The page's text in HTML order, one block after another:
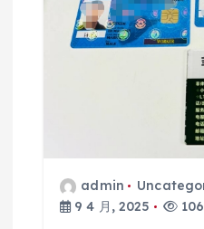
admin
9 4 月, 2025